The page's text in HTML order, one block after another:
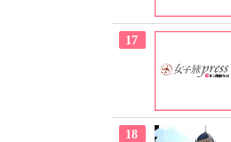
17
18